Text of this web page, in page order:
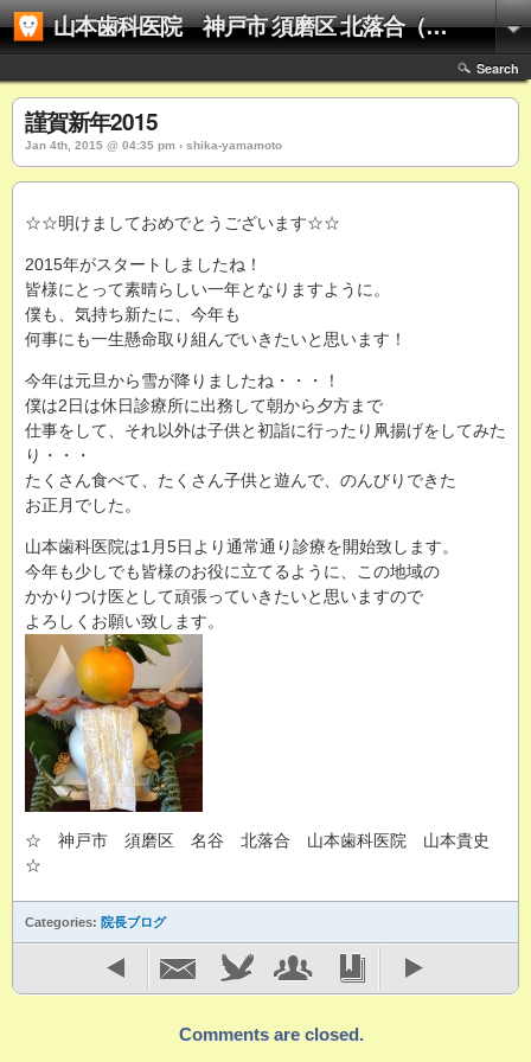
山本歯科医院 神戸市 須磨区 北落合（名谷駅）の歯医者さん 訪問歯科（往診）対応可
Search
謹賀新年2015
Jan 4th, 2015 @ 04:35 pm › shika-yamamoto
☆☆明けましておめでとうございます☆☆
2015年がスタートしましたね！
皆様にとって素晴らしい一年となりますように。
僕も、気持ち新たに、今年も
何事にも一生懸命取り組んでいきたいと思います！
今年は元旦から雪が降りましたね・・・！
僕は2日は休日診療所に出務して朝から夕方まで
仕事をして、それ以外は子供と初詣に行ったり凧揚げをしてみた
り・・・
たくさん食べて、たくさん子供と遊んで、のんびりできた
お正月でした。
山本歯科医院は1月5日より通常通り診療を開始致します。
今年も少しでも皆様のお役に立てるように、この地域の
かかりつけ医として頑張っていきたいと思いますので
よろしくお願い致します。
☆ 神戸市 須磨区 名谷 北落合 山本歯科医院 山本貴史
☆
Categories: 院長ブログ
Comments are closed.